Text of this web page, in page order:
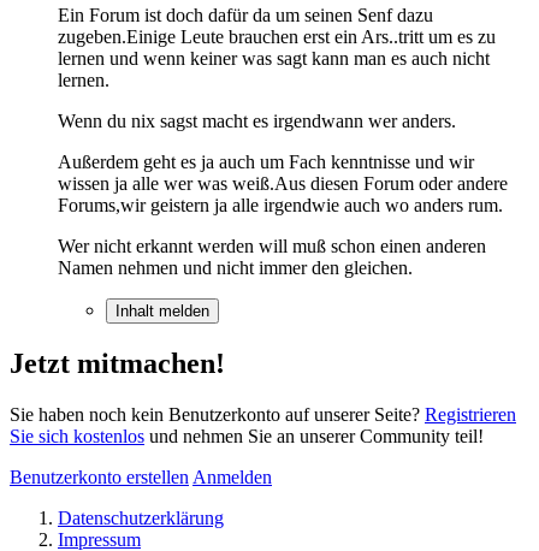
Ein Forum ist doch dafür da um seinen Senf dazu
zugeben.Einige Leute brauchen erst ein Ars..tritt um es zu
lernen und wenn keiner was sagt kann man es auch nicht
lernen.
Wenn du nix sagst macht es irgendwann wer anders.
Außerdem geht es ja auch um Fach kenntnisse und wir
wissen ja alle wer was weiß.Aus diesen Forum oder andere
Forums,wir geistern ja alle irgendwie auch wo anders rum.
Wer nicht erkannt werden will muß schon einen anderen
Namen nehmen und nicht immer den gleichen.
Inhalt melden
Jetzt mitmachen!
Sie haben noch kein Benutzerkonto auf unserer Seite? Registrieren
Sie sich kostenlos und nehmen Sie an unserer Community teil!
Benutzerkonto erstellen Anmelden
Datenschutzerklärung
Impressum